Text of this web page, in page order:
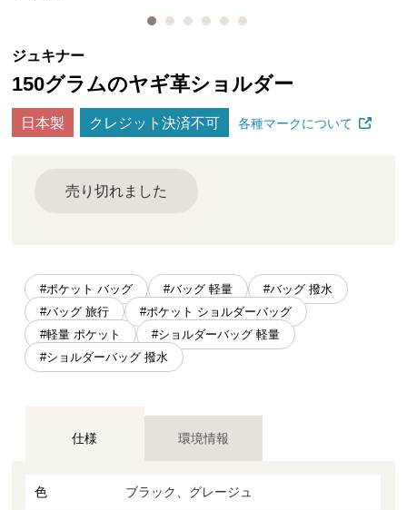
ジュキナー
150グラムのヤギ革ショルダー
日本製 クレジット決済不可 各種マークについて
売り切れました
#ポケット バッグ #バッグ 軽量
#バッグ 撥水
#バッグ 旅行
#ポケット ショルダーバッグ
#軽量 ポケット
#ショルダーバッグ 軽量
#ショルダーバッグ 撥水
仕様 環境情報
色 ブラック、グレージュ